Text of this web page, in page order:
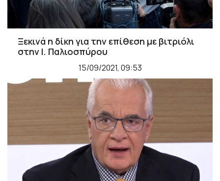
Ξεκινά η δίκη για την επίθεση με βιτριόλι
στην Ι. Παλιοσπύρου
15/09/2021, 09:53